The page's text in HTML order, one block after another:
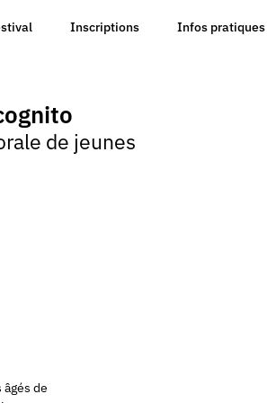
Inscriptions Infos pratiques
de jeunes
de